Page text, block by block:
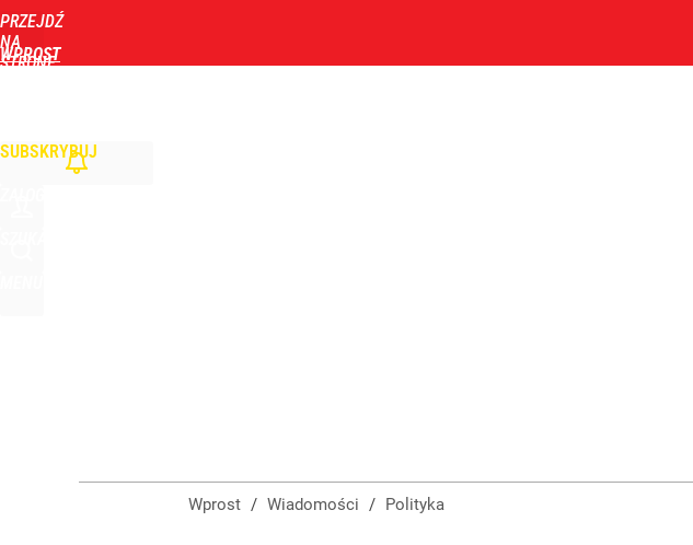
PRZEJDŹ
NA
STRONĘ
WPROST
SUBSKRYBUJ
Wprost / Wiadomości / Polityka